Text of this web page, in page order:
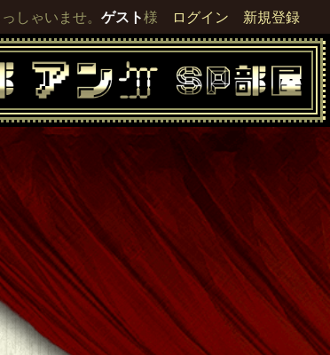
しゃいませ。ゲスト様 ログイン 新規登録